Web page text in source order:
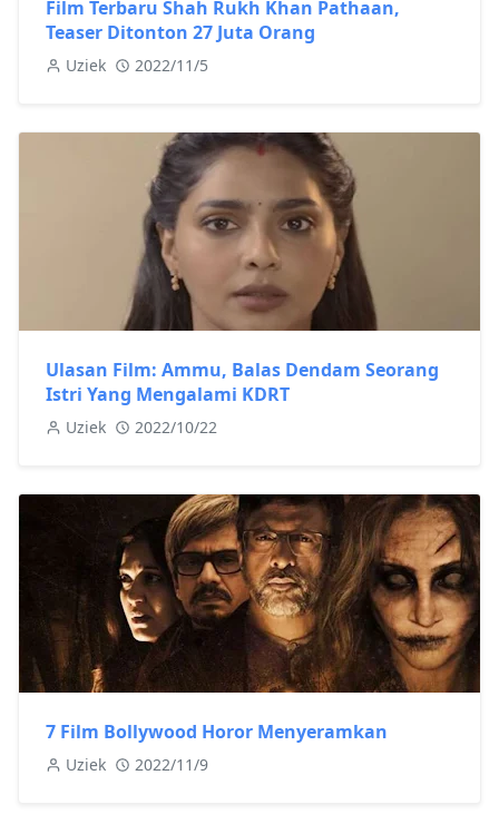
Film Terbaru Shah Rukh Khan Pathaan,
Teaser Ditonton 27 Juta Orang
Uziek 2022/11/5
Ulasan Film: Ammu, Balas Dendam Seorang
Istri Yang Mengalami KDRT
Uziek 2022/10/22
7 Film Bollywood Horor Menyeramkan
Uziek 2022/11/9